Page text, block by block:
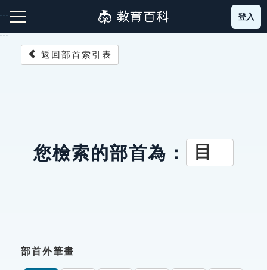
到
主
:::
成語故事
登入
:::
返回部首索引表
您檢索的部首為： 目
部首外筆畫